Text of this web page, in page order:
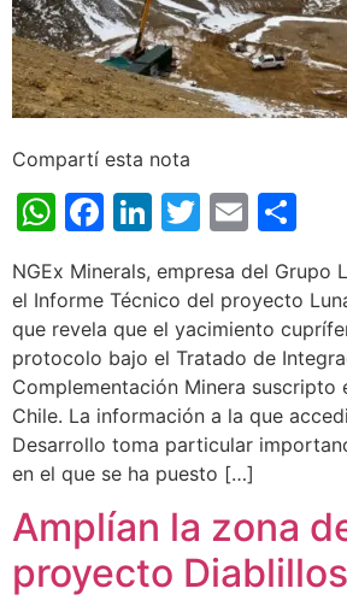
Compartí esta nota
WhatsApp
Facebook
LinkedIn
Twitter
Email
NGEx Minerals, empresa del Grupo
el Informe Técnico del proyecto
que revela que el yacimiento
protocolo bajo el Tratado de
Complementación Minera suscripto
Chile. La información a la que
Desarrollo toma particular
en el que se ha puesto […]
Amplían la zona
proyecto